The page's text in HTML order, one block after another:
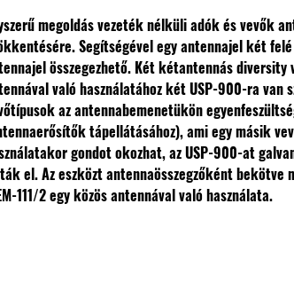
megoldás vezeték nélküli adók és vevők
Segítségével egy antennajel két
összegezhető. Két kétantennás diversity
való használatához két USP-900-ra van
az antennabemenetükön
tápellátásához), ami egy másik
gondot okozhat, az USP-900-at
el.Az eszközt antennaösszegzőként bekötve
111/2 egy közös antennával való használata.